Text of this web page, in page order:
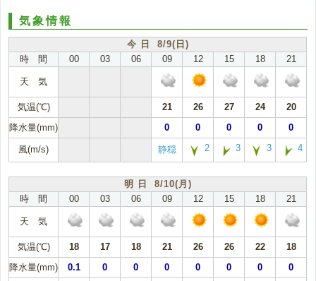
気象情報
今 日 8/9(日)
時 間
00 03 06 09 12 15 18 21
天 気
気温(℃) 21 26 27 24
20
降水量(mm)
0 0 0 0 0
風(m/s) 静穏 2 3 3 4
明 日 8/10(月)
時 間
00 03 06 09 12 15 18 21
天 気
気温(℃) 18 17 18 21 26 26 22
18
降水量(mm)
0.1 0 0 0 0 0 0 0